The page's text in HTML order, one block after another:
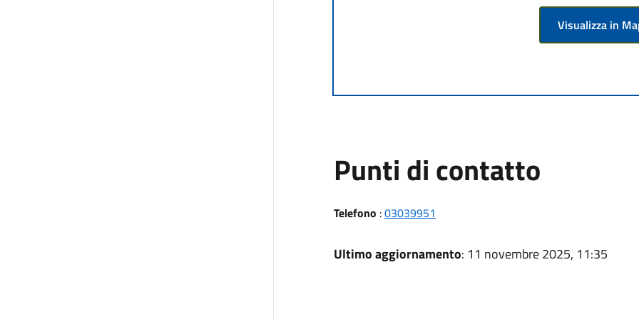
Visualizza in
Punti di contatto
Telefono :03039951
Ultimo aggiornamento: 11 novembre 2025, 11:35